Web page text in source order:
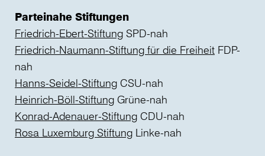
Parteinahe Stiftungen
Friedrich-Ebert-Stiftung SPD-nah
Friedrich-Naumann-Stiftung für die Freiheit FDP-
nah
Hanns-Seidel-Stiftung CSU-nah
Heinrich-Böll-Stiftung Grüne-nah
Konrad-Adenauer-Stiftung CDU-nah
Rosa Luxemburg Stiftung Linke-nah